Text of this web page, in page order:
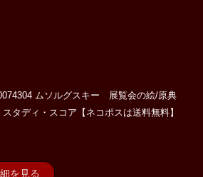
ムソルグスキー 展覧会の絵/原典
タディ・スコア【ネコポスは送料無料】
を見る